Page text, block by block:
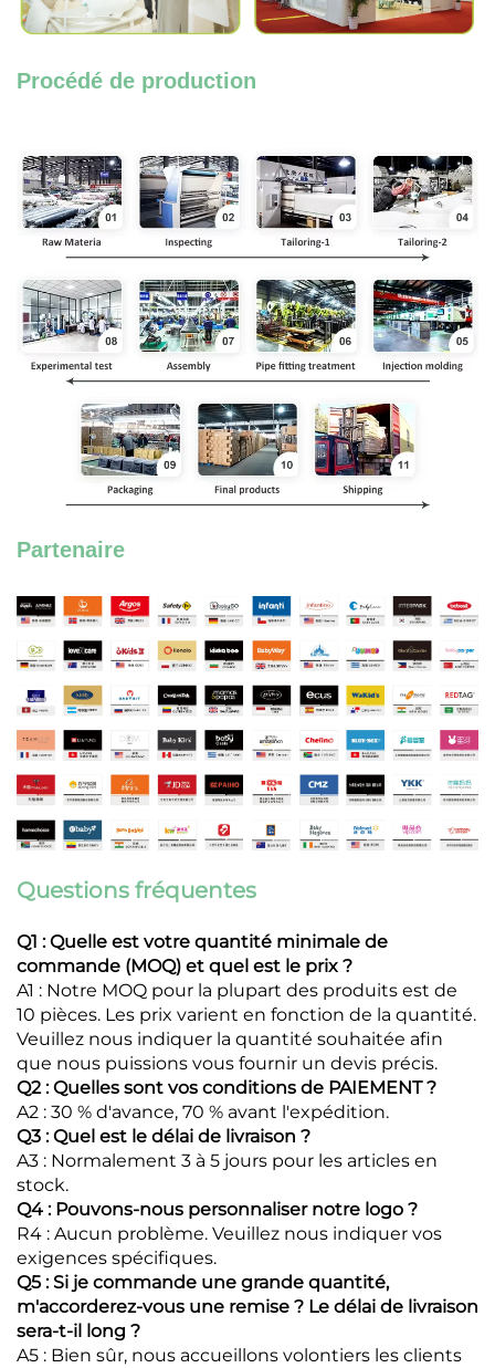
Procédé de production
Partenaire
Questions fréquentes
Q1 : Quelle est votre quantité minimale de
commande (MOQ) et quel est le prix ?
A1 : Notre MOQ pour la plupart des produits est de
10 pièces. Les prix varient en fonction de la quantité.
Veuillez nous indiquer la quantité souhaitée afin
que nous puissions vous fournir un devis précis.
Q2 : Quelles sont vos conditions de PAIEMENT ?
A2 : 30 % d'avance, 70 % avant l'expédition.
Q3 : Quel est le délai de livraison ?
A3 : Normalement 3 à 5 jours pour les articles en
stock.
Q4 : Pouvons-nous personnaliser notre logo ?
R4 : Aucun problème. Veuillez nous indiquer vos
exigences spécifiques.
Q5 : Si je commande une grande quantité,
m'accorderez-vous une remise ? Le délai de livraison
sera-t-il long ?
A5 : Bien sûr, nous accueillons volontiers les clients